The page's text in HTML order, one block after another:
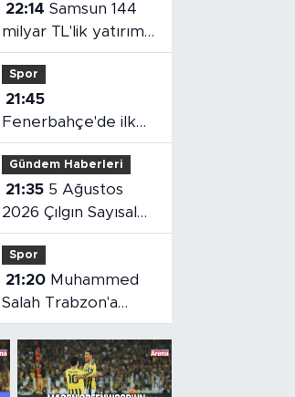
22:14 Samsun 144
milyar TL'lik yatırımla
gelişmeye devam
ediyor
Spor
21:45
Fenerbahçe'de ilk
11'e iki isim değişikliği
Gündem Haberleri
21:35
2026 Çılgın Sayısal
Loto sonuçları belli
oldu
Spor
21:20
Salah Trabzon'a
vardı